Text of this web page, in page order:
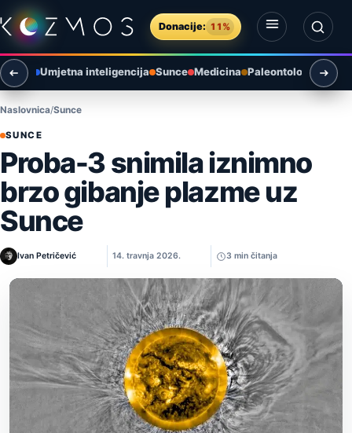
Preskoči na sadržaj
Donacije: 11%
Otvori izbornik
Otvori pretragu
Umjetna inteligencija Sunce Medicina Paleontologija
Naslovnica Sunce
SUNCE
Proba-3 snimila iznimno
brzo gibanje plazme uz
Sunce
Ivan Petričević 14. travnja 2026. 3 min čitanja